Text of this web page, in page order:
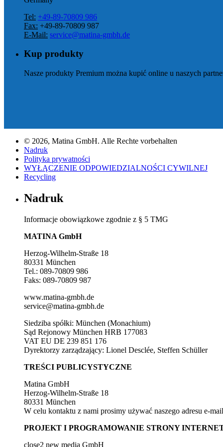
Tel: +49-89-70809 986
Fax: +49-89-70809 987
E-Mail: service@matina-gmbh.de
Kup produkty
Nasze produkty Premium można kupić online u naszych
© 2026, Matina GmbH. Alle Rechte vorbehalten
Nadruk
Polityka prywatności
WYŁĄCZENIE ODPOWIEDZIALNOŚCI CYWILNEJ
Recycling
Nadruk
Informacje obowiązkowe zgodnie z § 5 TMG
MATINA GmbH
Herzog-Wilhelm-Straße 18
80331 München
Tel.: 089-70809 986
Faks: 089-70809 987
www.matina-gmbh.de
service@matina-gmbh.de
Siedziba spółki: München (Monachium)
Sąd Rejonowy München HRB 177083
VAT EU DE 239 851 176
Dyrektorzy zarządzający: Lionel Desclée, Steffen Schüller
TREŚCI PUBLICYSTYCZNE
Matina GmbH
Herzog-Wilhelm-Straße 18
80331 München
W celu kontaktu z nami prosimy używać naszego adresu e-
PROJEKT I PROGRAMOWANIE STRONY
close2 new media GmbH